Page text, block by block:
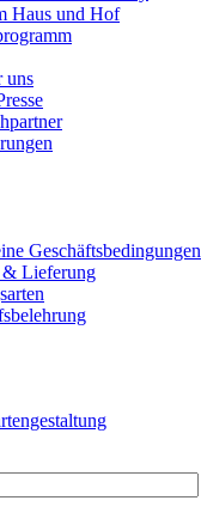
Haus und Hof
uns
Geschäftsbedingungen
& Lieferung